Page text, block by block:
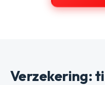
Verzekering: